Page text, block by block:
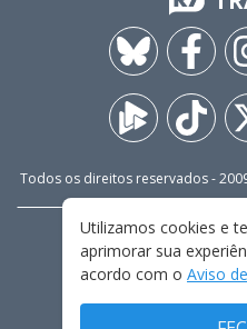
Todos os direitos reservados -
FALE
TERMOS E
Utilizamos cookies e
aprimorar sua
acordo com o Aviso